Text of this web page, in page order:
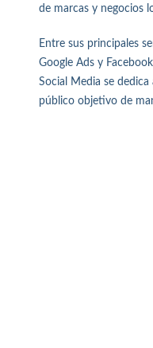
de marcas y negocios
Entre sus principales
Google Ads y
Social Media se
público objetivo de